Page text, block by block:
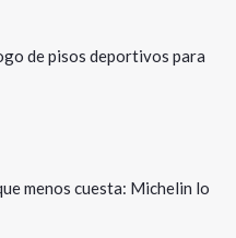
de pisos deportivos para
menos cuesta: Michelin lo